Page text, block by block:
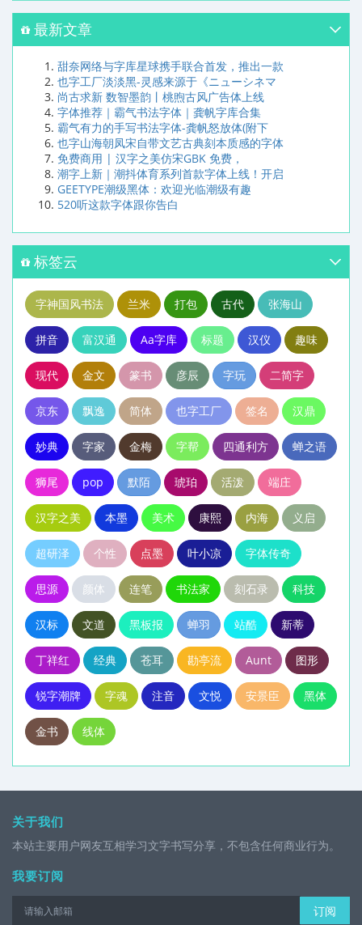
最新文章
甜奈网络与字库星球携手联合首发，推出一款
也字工厂淡淡黑-灵感来源于《ニューシネマ
尚古求新 数智墨韵丨桃煦古风广告体上线
字体推荐｜霸气书法字体｜龚帆字库合集
霸气有力的手写书法字体-龚帆怒放体(附下
也字山海朝凤宋自带文艺古典刻本质感的字体
免费商用 | 汉字之美仿宋GBK 免费，
潮字上新｜潮抖体育系列首款字体上线！开启
GEETYPE潮级黑体：欢迎光临潮级有趣
520听这款字体跟你告白
标签云
字神国风书法 兰米 打包 古代 张海山
拼音 富汉通 Aa字库 标题 汉仪 趣味
现代 金文 篆书 彦辰 字玩 二简字
京东 飘逸 简体 也字工厂 签名 汉鼎
妙典 字家 金梅 字帮 四通利方 蝉之语
狮尾 pop 默陌 琥珀 活泼 端庄
汉字之美 本墨 美术 康熙 内海 义启
超研泽 个性 点墨 叶小凉 字体传奇
思源 颜体 连笔 书法家 刻石录 科技
汉标 文道 黑板报 蝉羽 站酷 新蒂
丁祥红 经典 苍耳 勘亭流 Aunt 图形
锐字潮牌 字魂 注音 文悦 安景臣 黑体
金书 线体
关于我们
本站主要用户网友互相学习文字书写分享，不包含任何商业行为。
我要订阅
订阅